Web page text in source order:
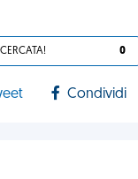
0
Condividi